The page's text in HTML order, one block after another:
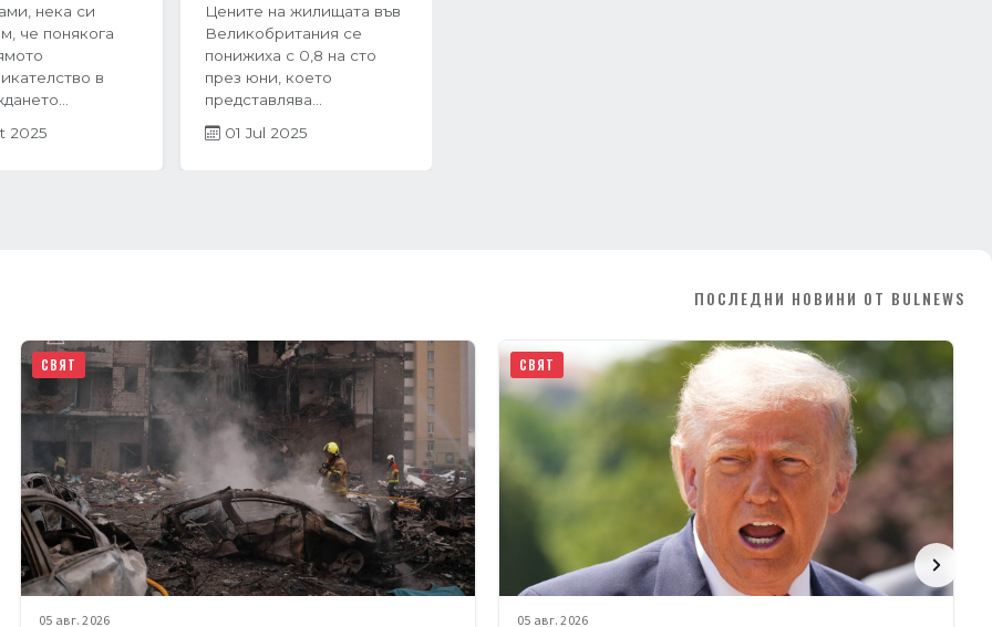
на 2024
пазар
бележи
Когато става въпрос за
покупка на жилище,
много хора инстинктивно
се насочват към...
05 Mar 2025
СВЯТ СВЯТ